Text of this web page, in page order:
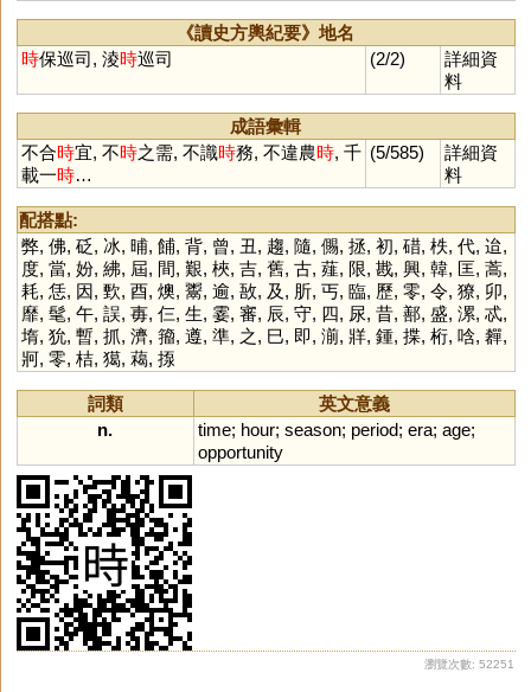
《讀史方輿紀要》地名
時保巡司, 淩時巡司 (2/2)
詳細資
料
成語彙輯
不合時宜, 不時之需, 不識時務, 不違農時, 千
載一時…
(5/585)
詳細資
料
配搭點:
弊, 佛, 砭, 冰, 晡, 餔, 背, 曾, 丑, 趨, 隨, 儩, 拯, 初, 碏, 柣, 代, 迨,
度, 當, 妢, 紼, 屆, 間, 艱, 梜, 吉, 舊, 古, 薤, 限, 戡, 興, 韓, 匡, 蒿,
耗, 恁, 因, 歅, 酉, 燠, 鬻, 逾, 敔, 及 , 肵, 丐, 臨, 歷, 零, 令, 獠, 卯,
靡, 髦, 午, 誤, 毐, 仨, 生, 霎, 審, 辰, 守, 四, 尿, 昔, 鄯, 盛, 漯, 忒,
堶, 狁, 暫, 抓, 濟, 籀, 遵, 準, 之, 巳, 即, 湔, 牂, 鍾, 揲, 桁, 唅, 奲,
牁, 零, 桔, 獦, 藒, 揼
詞類
英文意義
n.
time; hour; season; period; era; age;
opportunity
瀏覽次數: 52251